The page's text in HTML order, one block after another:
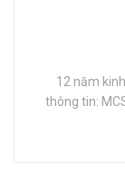
12 năm
thông tin: